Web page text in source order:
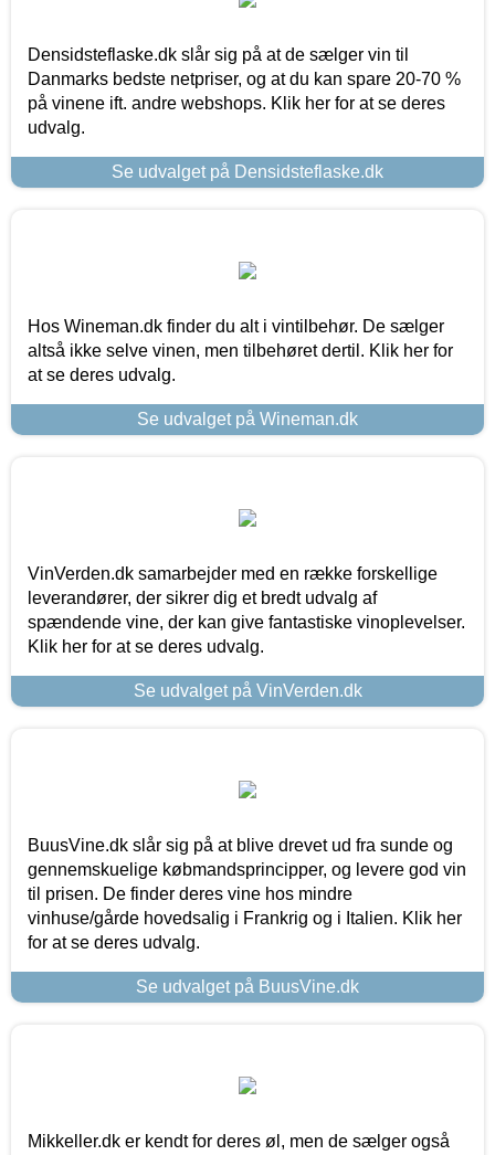
Densidsteflaske.dk slår sig på at de sælger vin til
Danmarks bedste netpriser, og at du kan spare 20-70 %
på vinene ift. andre webshops. Klik her for at se deres
udvalg.
Se udvalget på Densidsteflaske.dk
Hos Wineman.dk finder du alt i vintilbehør. De sælger
altså ikke selve vinen, men tilbehøret dertil. Klik her for
at se deres udvalg.
Se udvalget på Wineman.dk
VinVerden.dk samarbejder med en række forskellige
leverandører, der sikrer dig et bredt udvalg af
spændende vine, der kan give fantastiske vinoplevelser.
Klik her for at se deres udvalg.
Se udvalget på VinVerden.dk
BuusVine.dk slår sig på at blive drevet ud fra sunde og
gennemskuelige købmandsprincipper, og levere god vin
til prisen. De finder deres vine hos mindre
vinhuse/gårde hovedsalig i Frankrig og i Italien. Klik her
for at se deres udvalg.
Se udvalget på BuusVine.dk
Mikkeller.dk er kendt for deres øl, men de sælger også